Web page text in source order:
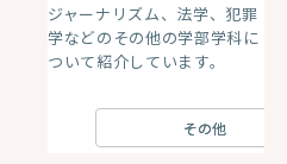
ジャーナリズム、法学、犯罪
学などのその他の学部学科に
ついて紹介しています。
その他